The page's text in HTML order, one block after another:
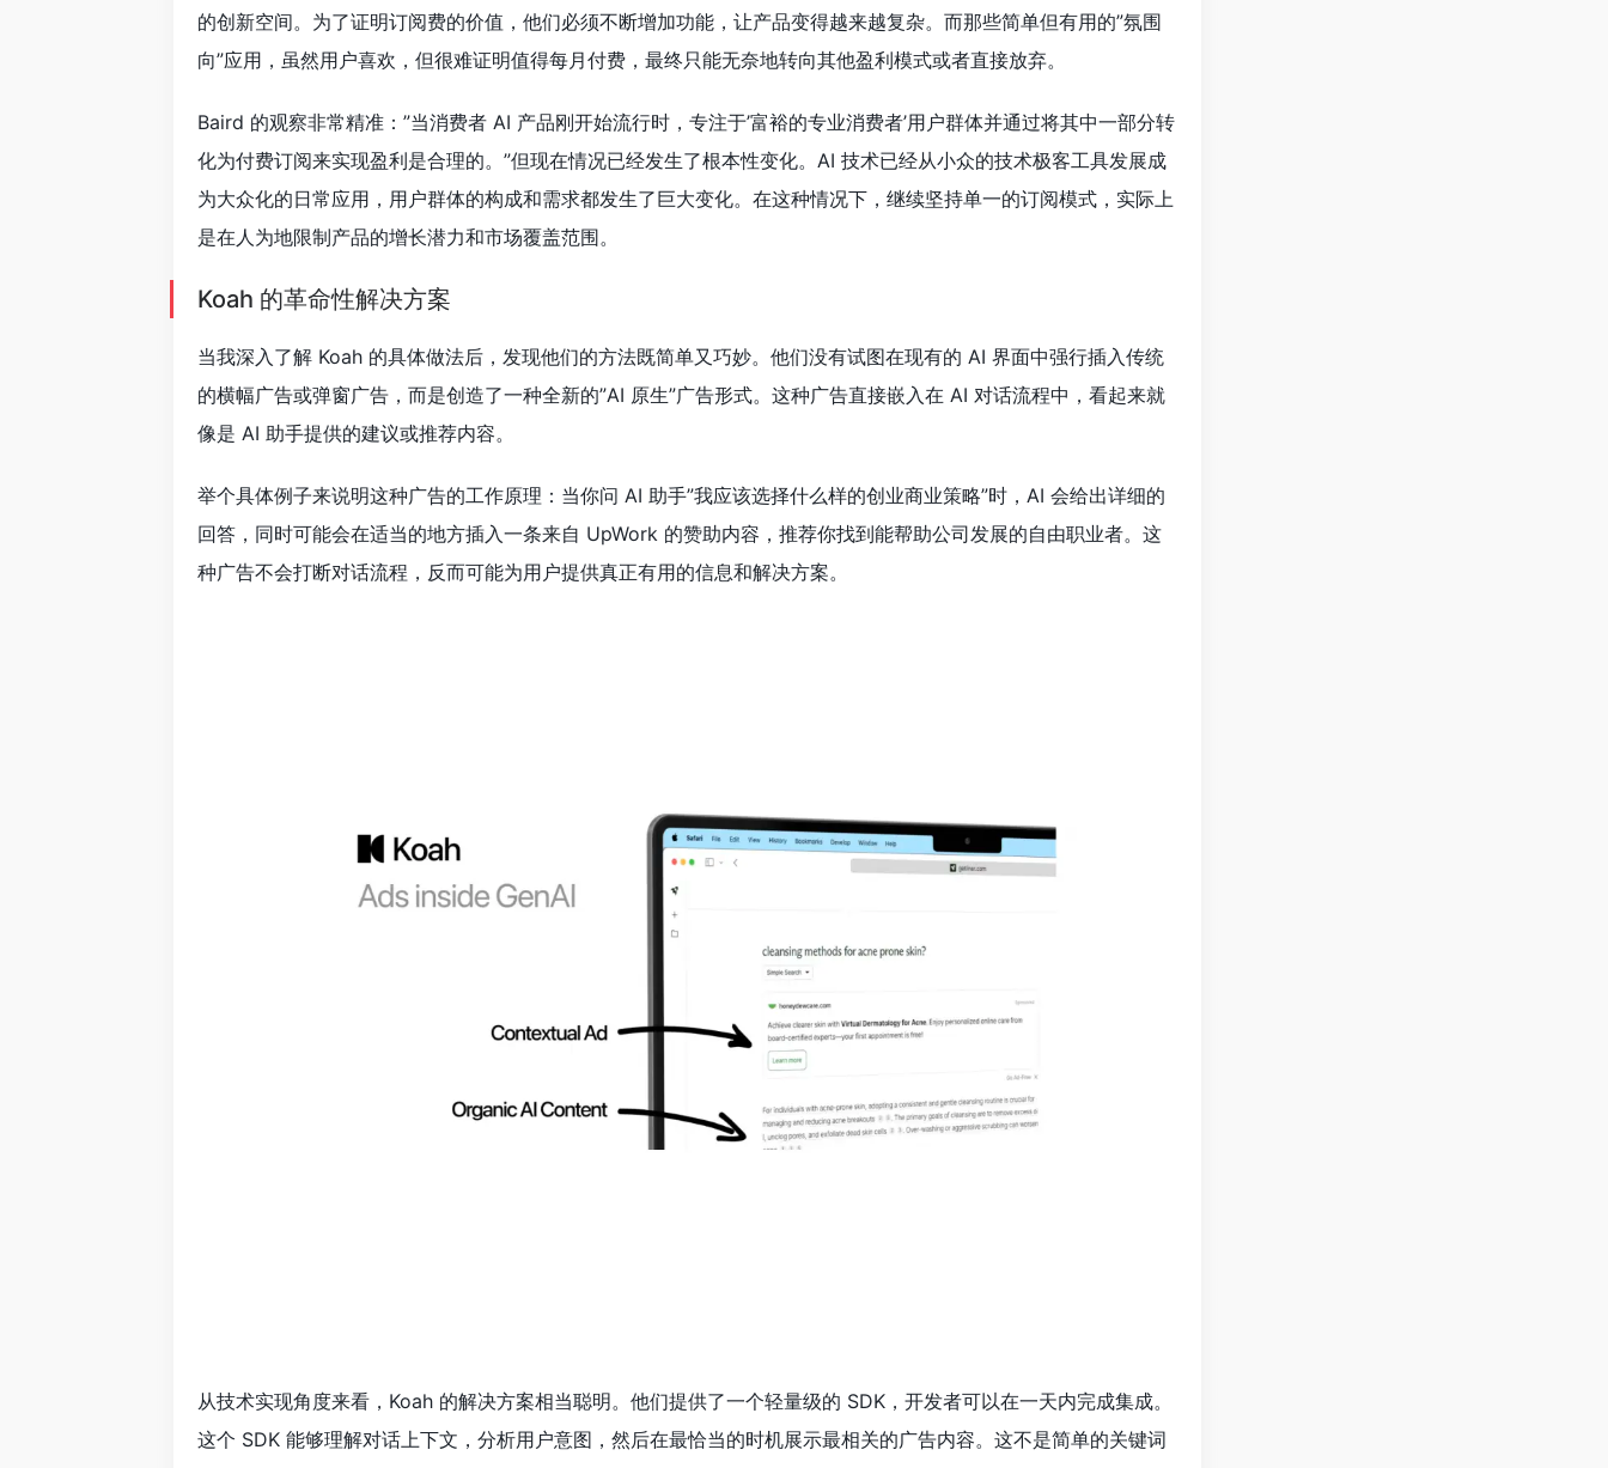
的创新空间。为了证明订阅费的价值，他们必须不断增加功能，让产品变得越来越复杂。而那些简单但有用的”氛围
向”应用，虽然用户喜欢，但很难证明值得每月付费，最终只能无奈地转向其他盈利模式或者直接放弃。
Baird 的观察非常精准：”当消费者 AI 产品刚开始流行时，专注于’富裕的专业消费者’用户群体并通过将其中一部分转
化为付费订阅来实现盈利是合理的。”但现在情况已经发生了根本性变化。AI 技术已经从小众的技术极客工具发展成
为大众化的日常应用，用户群体的构成和需求都发生了巨大变化。在这种情况下，继续坚持单一的订阅模式，实际上
是在人为地限制产品的增长潜力和市场覆盖范围。
Koah 的革命性解决方案
当我深入了解 Koah 的具体做法后，发现他们的方法既简单又巧妙。他们没有试图在现有的 AI 界面中强行插入传统
的横幅广告或弹窗广告，而是创造了一种全新的”AI 原生”广告形式。这种广告直接嵌入在 AI 对话流程中，看起来就
像是 AI 助手提供的建议或推荐内容。
举个具体例子来说明这种广告的工作原理：当你问 AI 助手”我应该选择什么样的创业商业策略”时，AI 会给出详细的
回答，同时可能会在适当的地方插入一条来自 UpWork 的赞助内容，推荐你找到能帮助公司发展的自由职业者。这
种广告不会打断对话流程，反而可能为用户提供真正有用的信息和解决方案。
从技术实现角度来看，Koah 的解决方案相当聪明。他们提供了一个轻量级的 SDK，开发者可以在一天内完成集成。
这个 SDK 能够理解对话上下文，分析用户意图，然后在最恰当的时机展示最相关的广告内容。这不是简单的关键词